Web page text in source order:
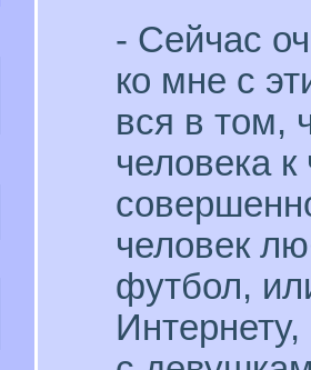
- Сейчас
ко мне с
вся в том,
человека
человек
футбол,